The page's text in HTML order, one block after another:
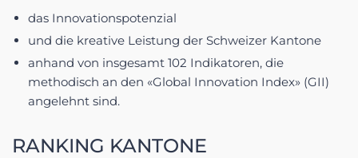
das Innovationspotenzial
und die kreative Leistung der Schweizer Kantone
anhand von insgesamt 102 Indikatoren, die
methodisch an den «Global Innovation Index» (GII)
angelehnt sind.
RANKING KANTONE